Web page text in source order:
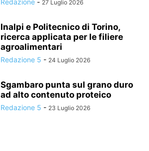
27 Luglio 2026
Inalpi e Politecnico di Torino,
ricerca applicata per le filiere
agroalimentari
Redazione 5 - 24 Luglio 2026
Sgambaro punta sul grano duro
ad alto contenuto proteico
Redazione 5 - 23 Luglio 2026